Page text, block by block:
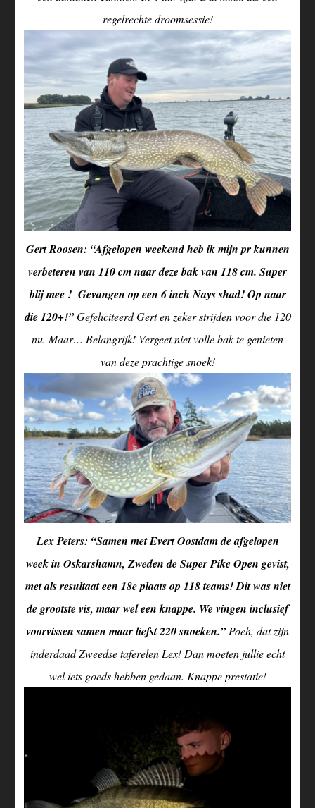
regelrechte droomsessie!
Gert Roosen: “Afgelopen weekend heb ik mijn pr kunnen
verbeteren van 110 cm naar deze bak van 118 cm. Super
blij mee ! Gevangen op een 6 inch Nays shad! Op naar
die 120+!”Gefeliciteerd Gert en zeker strijden voor die 120
nu. Maar… Belangrijk! Vergeet niet volle bak te genieten
van deze prachtige snoek!
Lex Peters: “Samen met Evert Oostdam de afgelopen
week in Oskarshamn, Zweden de Super Pike Open gevist,
met als resultaat een 18e plaats op 118 teams! Dit was niet
de grootste vis, maar wel een knappe. We vingen inclusief
voorvissen samen maar liefst 220 snoeken.”Poeh, dat zijn
inderdaad Zweedse taferelen Lex! Dan moeten jullie echt
wel iets goeds hebben gedaan. Knappe prestatie!